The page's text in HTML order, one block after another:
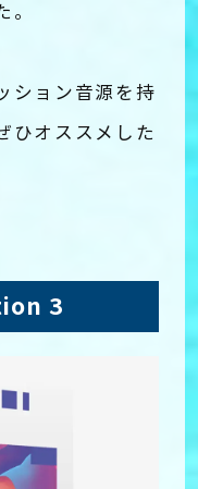
ション音源を持
ひオススメした
3